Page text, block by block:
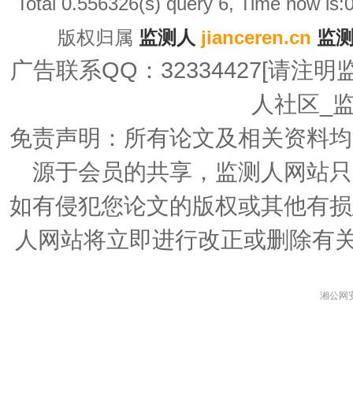
版权归属 监测人 jianceren.cn 监
广告联系QQ：32334427[请注明
人社区_
免责声明：所有论文及相关资料
源于会员的共享，监测人网站
如有侵犯您论文的版权或其他有
人网站将立即进行改正或删除有
湘公网